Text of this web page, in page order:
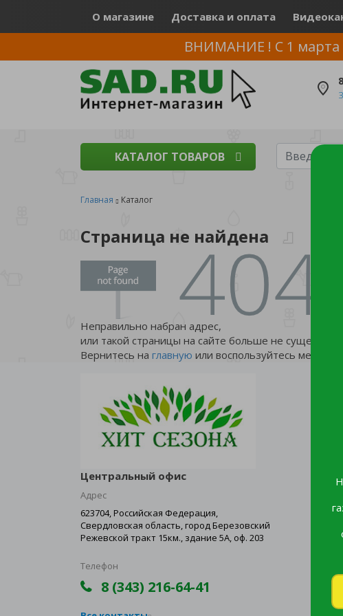
О магазине Доставка и оплата
ВНИМАНИЕ ! С 1 марта
КАТАЛОГ ТОВАРОВ
Главная Каталог
Страница не найдена
Неправильно набран адрес,
или такой страницы на сайте больше не существует.
Вернитесь на главную или воспользуйтесь меню
Центральный офис
Адрес
623704, Российская Федерация,
Свердловская область, город Березовский
Режевской тракт 15км., здание 5А, оф. 203
Телефон
8 (343) 216-64-41